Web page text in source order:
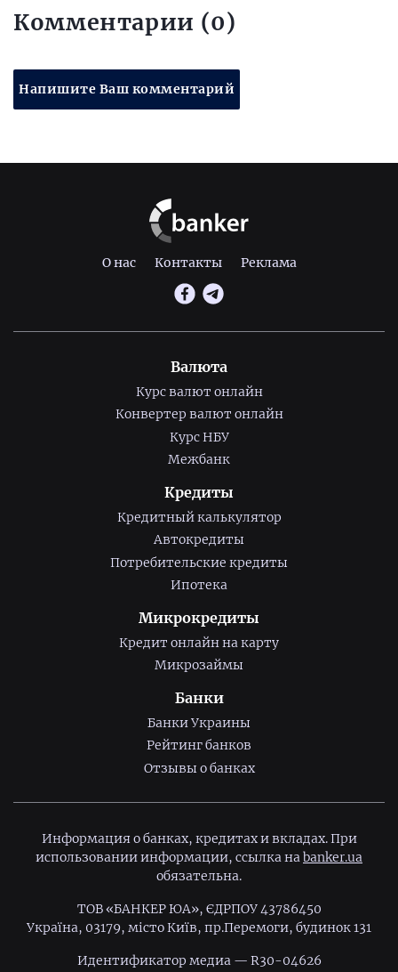
Комментарии (0)
Напишите Ваш комментарий
О нас Контакты Реклама
Валюта
Курс валют онлайн
Конвертер валют онлайн
Курс НБУ
Межбанк
Кредиты
Кредитный калькулятор
Автокредиты
Потребительские кредиты
Ипотека
Микрокредиты
Кредит онлайн на карту
Микрозаймы
Банки
Банки Украины
Рейтинг банков
Отзывы о банках
Информация о банках, кредитах и вкладах. При
использовании информации, ссылка наbanker.ua
обязательна.
ТОВ «БАНКЕР ЮА», ЄДРПОУ 43786450
Україна, 03179, місто Київ, пр.Перемоги, будинок 131
Идентификатор медиа — R30-04626